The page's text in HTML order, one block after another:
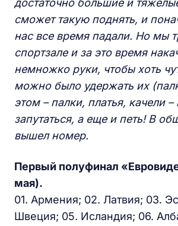
достаточно большие и
сможет такую поднять, и
нас все время падали. Но мы
спортзале и за это время
немножко руки, чтобы хоть
можно было удержать их
этом – палки, платья, качели –
запутаться, а еще и петь! В
вышел номер.
Первый полуфинал
мая).
01. Армения; 02. Латвия; 03.
Швеция; 05. Исландия; 06.